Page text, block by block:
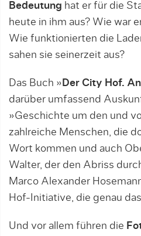
Bedeutung hat er für die
heute in ihm aus? Wie war
Wie funktionierten die
sahen sie seinerzeit aus?
Das Buch » Der City Hof.
darüber umfassend
»Geschichte um den und
zahlreiche Menschen, die
Wort kommen und auch
Walter, der den Abriss
Marco Alexander
Hof-Initiative, die genau
Und vor allem führen die